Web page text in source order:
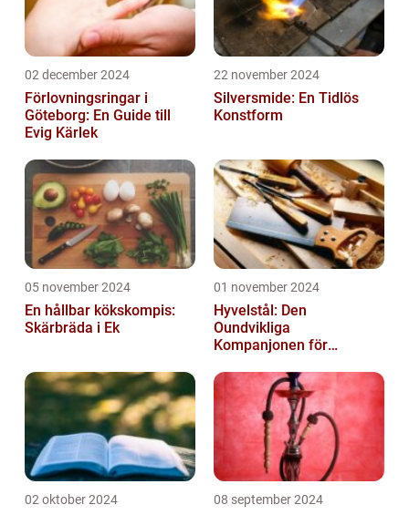
02 december 2024
Förlovningsringar i
Göteborg: En Guide till
Evig Kärlek
22 november 2024
Silversmide: En Tidlös
Konstform
05 november 2024
En hållbar kökskompis:
Skärbräda i Ek
01 november 2024
Hyvelstål: Den
Oundvikliga
Kompanjonen för
02 oktober 2024 08 september 2024